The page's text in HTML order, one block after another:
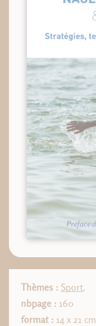
Thèmes : Sport,
nbpage : 160
format : 14 x 21 cm